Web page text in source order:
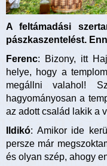
A feltámadási
pászkaszentelést.
Ferenc: Bizony, itt
helye, hogy a
megállni valahol!
hagyományosan a
az adott család lakik a
Ildikó: Amikor ide
persze már
és olyan szép, ahogy